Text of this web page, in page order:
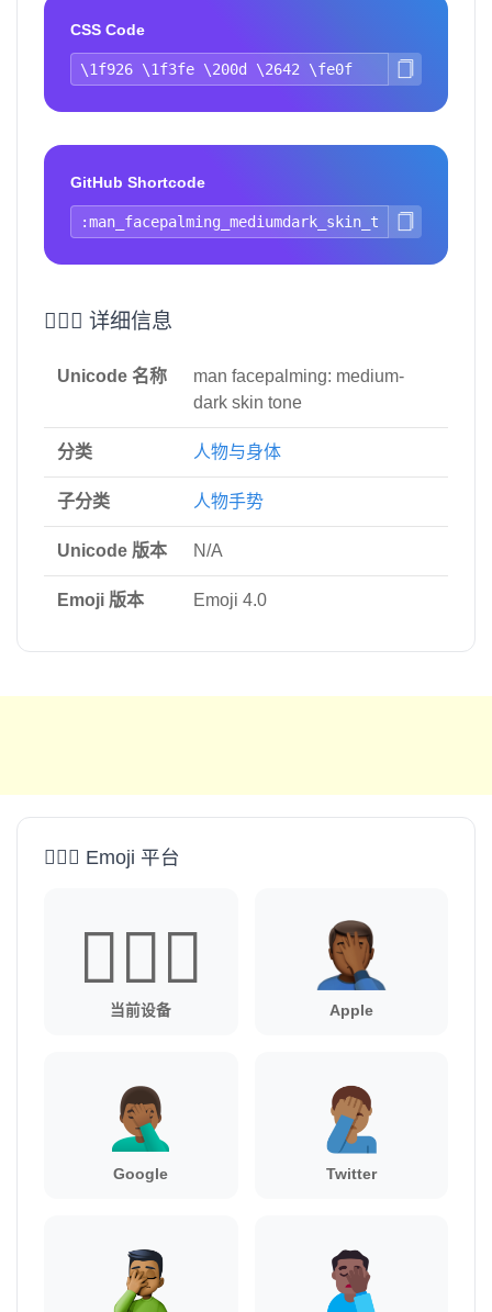
CSS Code
GitHub Shortcode
🤦🏾‍♂️ 详细信息
Unicode 名称
man facepalming: medium-
dark skin tone
分类 人物与身体
子分类 人物手势
Unicode 版本 N/A
Emoji 版本 Emoji 4.0
🤦🏾‍♂️ Emoji 平台
🤦🏾‍♂️
当前设备 Apple
Google Twitter